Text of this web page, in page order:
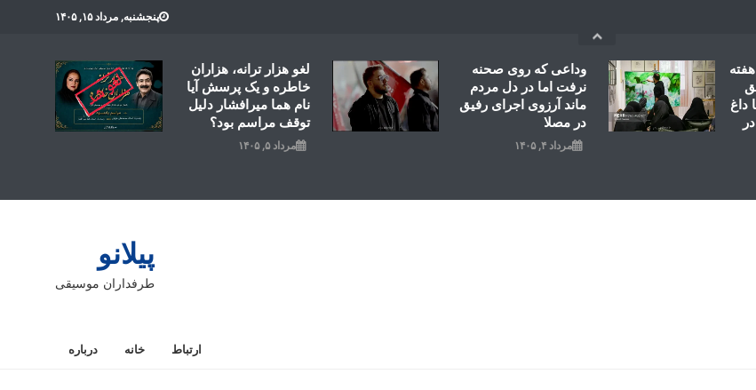
پنجشنبه, مرداد ۱۵, ۱۴۰۵
لغو هزار ترانه، هزاران
خاطره و یک پرسش آیا
نام هما میرافشار دلیل
توقف مراسم بود؟
مرداد ۵, ۱۴۰۵
وداعی که روی صحنه
نرفت اما در دل مردم
ماند آرزوی اجرای رفیق
در مصلا
مرداد ۴, ۱۴۰۵
داغ
پیلانو
طرفداران موسیقی
ارتباط خانه درباره